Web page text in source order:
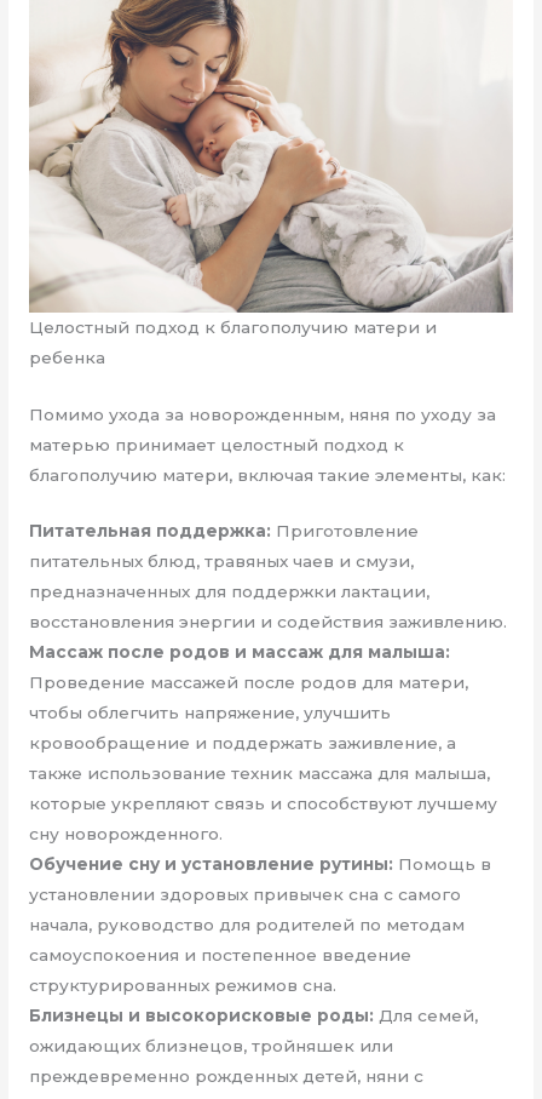
Целостный подход к благополучию матери и
ребенка
Помимо ухода за новорожденным, няня по уходу за
матерью принимает целостный подход к
благополучию матери, включая такие элементы, как:
Питательная поддержка: Приготовление
питательных блюд, травяных чаев и смузи,
предназначенных для поддержки лактации,
восстановления энергии и содействия заживлению.
Массаж после родов и массаж для малыша:
Проведение массажей после родов для матери,
чтобы облегчить напряжение, улучшить
кровообращение и поддержать заживление, а
также использование техник массажа для малыша,
которые укрепляют связь и способствуют лучшему
сну новорожденного.
Обучение сну и установление рутины: Помощь в
установлении здоровых привычек сна с самого
начала, руководство для родителей по методам
самоуспокоения и постепенное введение
структурированных режимов сна.
Близнецы и высокорисковые роды: Для семей,
ожидающих близнецов, тройняшек или
преждевременно рожденных детей, няни с